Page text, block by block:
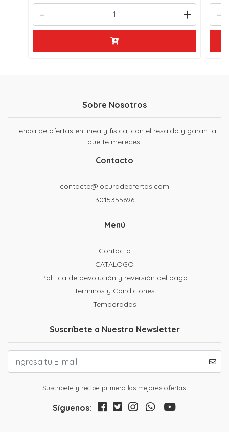
+
- -
Sobre Nosotros
Tienda de ofertas en linea y fisica, con el resaldo y garantia
que te mereces.
Contacto
contacto@locuradeofertas.com
3015355696
Menú
Contacto
CATALOGO
Política de devolución y reversión del pago
Terminos y Condiciones
Temporadas
Suscríbete a Nuestro Newsletter
Suscribete y recibe primero las mejores ofertas.
Síguenos: